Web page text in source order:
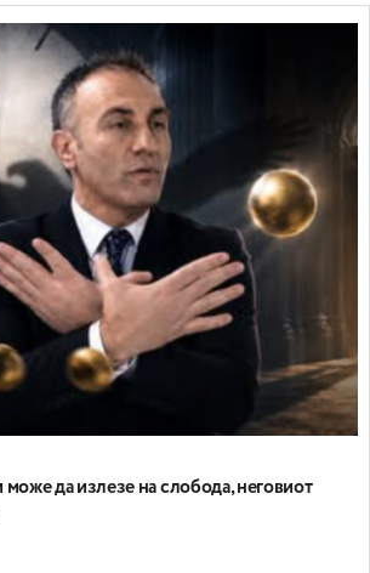
може да излезе на слобода, неговиот